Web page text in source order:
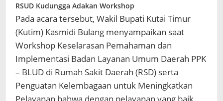
RSUD Kudungga Adakan Workshop
Pada acara tersebut, Wakil Bupati Kutai Timur
(Kutim) Kasmidi Bulang menyampaikan saat
Workshop Keselarasan Pemahaman dan
Implementasi Badan Layanan Umum Daerah PPK
– BLUD di Rumah Sakit Daerah (RSD) serta
Penguatan Kelembagaan untuk Meningkatkan
Pelayanan bahwa dengan pelayanan yang baik